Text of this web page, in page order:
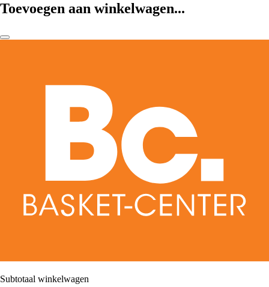
Toevoegen aan winkelwagen...
Subtotaal winkelwagen